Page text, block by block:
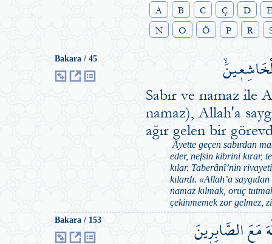
A B C Ç D
N
O Ö P R
Bakara / 45
Sabır ve namaz ile
namaz), Allah'a
ağır gelen bir
Âyette geçen sabırdan
eder, nefsin kibrini kırar,
kılar. Taberânî’nin
kılardı. «Allah’a
namaz kılmak, oruç
çekinmemek zor gelmez,
Bakara / 153 مَعَ الصَّابِر۪ينَ